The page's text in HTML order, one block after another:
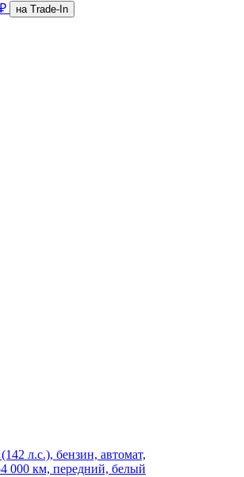
на Trade-In
л.с.), бензин, автомат,
000 км, передний, белый